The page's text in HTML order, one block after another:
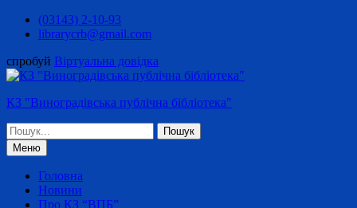
Перейти(03143) 2-10-93
librarycrb@gmail.com
спробуй Віртуальна довідка
КЗ "Виноградівська публічна бібліотека"
Шукати:
Меню
Головна
Новини
Про КЗ “ВПБ”